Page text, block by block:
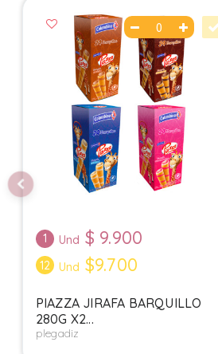
1 Und $ 9.900
12 Und $9.700
PIAZZA JIRAFA BARQUILLO
280G X2...
plegadiz